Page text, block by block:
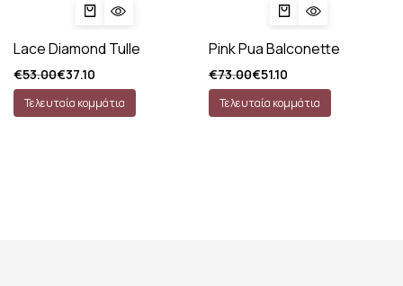
Lace Diamond Tulle
€53.00€37.10
Τελευταία κομμάτια
Pink Pua Balconette
€73.00€51.10
Τελευταία κομμάτια